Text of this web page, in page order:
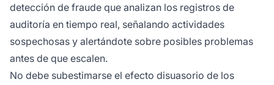
detección de fraude que analizan los registros de
auditoría en tiempo real, señalando actividades
sospechosas y alertándote sobre posibles problemas
antes de que escalen.
No debe subestimarse el efecto disuasorio de los